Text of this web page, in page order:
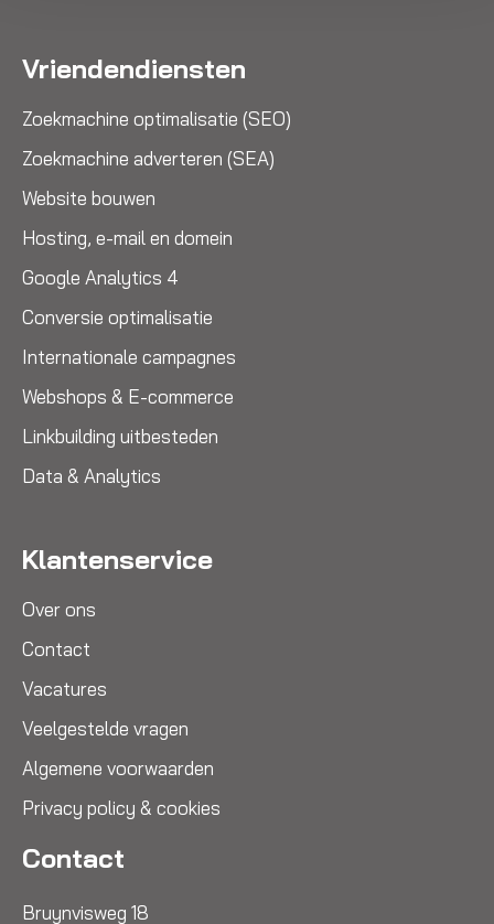
Vriendendiensten
Zoekmachine optimalisatie (SEO)
Zoekmachine adverteren (SEA)
Website bouwen
Hosting, e-mail en domein
Google Analytics 4
Conversie optimalisatie
Internationale campagnes
Webshops & E-commerce
Linkbuilding uitbesteden
Data & Analytics
Klantenservice
Over ons
Contact
Vacatures
Veelgestelde vragen
Algemene voorwaarden
Privacy policy & cookies
Contact
Bruynvisweg 18